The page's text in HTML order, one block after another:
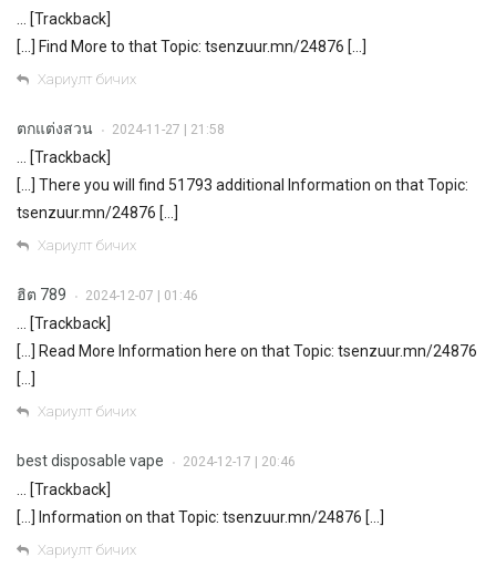
… [Trackback]
[…] Find More to that Topic: tsenzuur.mn/24876 […]
Хариулт бичих
ตกแต่งสวน • 2024-11-27 | 21:58
… [Trackback]
[…] There you will find 51793 additional Information on that Topic:
tsenzuur.mn/24876 […]
Хариулт бичих
ฮิต 789 • 2024-12-07 | 01:46
… [Trackback]
[…] Read More Information here on that Topic: tsenzuur.mn/24876
[…]
Хариулт бичих
best disposable vape • 2024-12-17 | 20:46
… [Trackback]
[…] Information on that Topic: tsenzuur.mn/24876 […]
Хариулт бичих